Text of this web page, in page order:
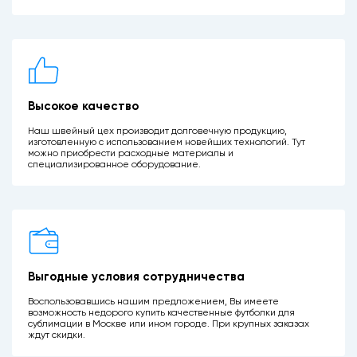
Высокое качество
Наш швейный цех производит долговечную продукцию,
изготовленную с использованием новейших технологий. Тут
можно приобрести расходные материалы и
специализированное оборудование.
Выгодные условия сотрудничества
Воспользовавшись нашим предложением, Вы имеете
возможность недорого купить качественные футболки для
сублимации в Москве или ином городе. При крупных заказах
ждут скидки.